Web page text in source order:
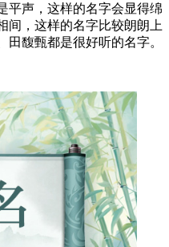
平声，这样的名字会显得绵
间，这样的名字比较朗朗上
馥甄都是很好听的名字。